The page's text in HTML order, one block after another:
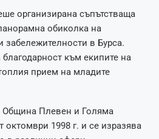
организирана съпътстваща
обиколка на
забележителности в Бурса.
към екипите на
прием на младите
Община Плевен и Голяма
октомври 1998 г. и се изразява